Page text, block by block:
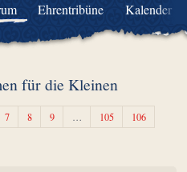
Ehrentribüne Kalender
für die Kleinen
7 8 9 … 105
106